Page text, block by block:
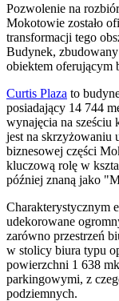
Pozwolenie na
Mokotowie zostało
transformacji tego
Budynek,
obiektem oferującym
Curtis Plaza to
posiadający 14 744
wynajęcia na
jest na skrzyżowaniu
biznesowej części
kluczową rolę w
później znaną jako
Charakterystycznym
udekorowane
zarówno przestrzeń
w stolicy biura typu
powierzchni 1 638
parkingowymi, z
podziemnych.